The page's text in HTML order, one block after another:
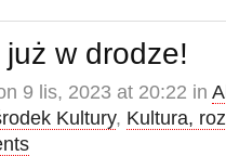
już w drodze!
9 lis, 2023 at 20:22 in
Kultury, Kultura,